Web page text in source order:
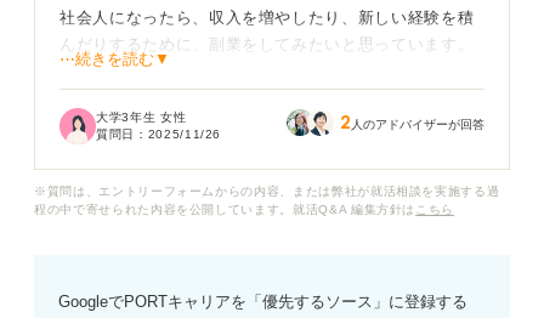
社会人になったら、収入を増やしたり、新しい経験を積
んだりするために、副業をしてみたいと思っています。
が出たりしないかなど不安です。
なのでしょうか？ また、その場合に注意すべき点や、や
⋯続きを読む▼
大学3年生 女性
質問日： 2025/11/26 2 人のアドバイザーが回答
※質問は、エントリーフォームからの内容、または弊社が就活相談を実施する過
程の中で寄せられた内容を公開しています。就活Q&A 編集方針は こちら
GoogleでPORTキャリアを「優先するソース」に登録する